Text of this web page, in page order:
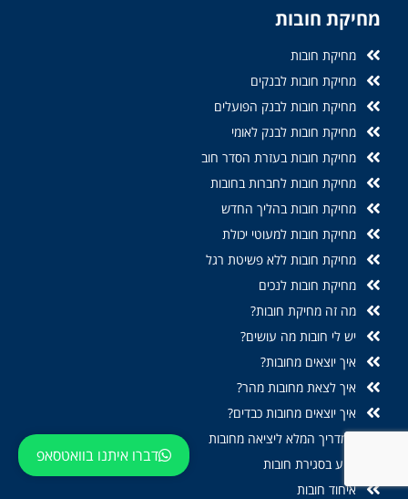
מחיקת חובות
מחיקת חובות
מחיקת חובות לבנקים
מחיקת חובות לבנק הפועלים
מחיקת חובות לבנק לאומי
מחיקת חובות בעזרת הסדר חוב
מחיקת חובות לחברות בחובות
מחיקת חובות בהליך החדש
מחיקת חובות למעוטי יכולת
מחיקת חובות ללא פשיטת רגל
מחיקת חובות לנכים
מה זה מחיקת חובות?
יש לי חובות מה עושים?
איך יוצאים מחובות?
איך לצאת מחובות מהר?
איך יוצאים מחובות כבדים?
המדריך המלא ליציאה מחובות
סיוע בסגירת חובות
איחוד חובות
דברו איתנו בוואטסאפ